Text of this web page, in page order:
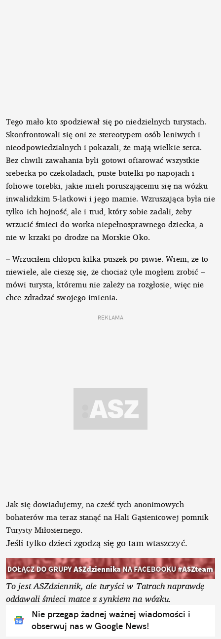
Tego mało kto spodziewał się po niedzielnych turystach.
Skonfrontowali się oni ze stereotypem osób leniwych i
nieodpowiedzialnych i pokazali, że mają wielkie serca.
Bez chwili zawahania byli gotowi ofiarować wszystkie
sreberka po czekoladach, puste butelki po napojach i
foliowe torebki, jakie mieli poruszającemu się na wózku
inwalidzkim 5-latkowi i jego mamie. Wzruszająca była nie
tylko ich hojność, ale i trud, który sobie zadali, żeby
wrzucić śmieci do worka niepełnosprawnego dziecka, a
nie w krzaki po drodze na Morskie Oko.
– Wrzuciłem chłopcu kilka puszek po piwie. Wiem, że to
niewiele, ale cieszę się, że chociaż tyle mogłem zrobić –
mówi turysta, któremu nie zależy na rozgłosie, więc nie
chce zdradzać swojego imienia.
REKLAMA
Jak się dowiadujemy, na cześć tych anonimowych
bohaterów ma teraz stanąć na Hali Gąsienicowej pomnik
Turysty Miłosiernego.
Jeśli tylko dzieci zgodzą się go tam wtaszczyć.
To jest ASZdziennik, ale turyści w Tatrach naprawdę
oddawali śmieci matce z synkiem na wózku.
Nie przegap żadnej ważnej wiadomości i
obserwuj nas w Google News!